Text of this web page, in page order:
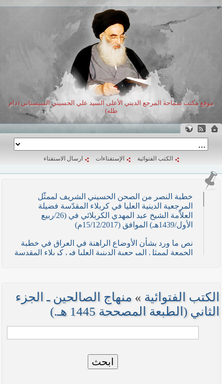
موقع مكتب سماحة المرجع الديني الأعلى السيد علي الحسيني السيستاني (دام
ظله)
الكتب الفتوائية الإستفتاءات ارسال الاستفتاء
خطبة النصر من الصحن الحسيني الشريف لممثّل
المرجعية الدينية العليا في كربلاء المقدّسة فضيلة
العلاّمة الشيخ عبد المهدي الكربلائي في (26/ربيع
الأول/1439هـ) الموافق (15/12/2017م)
نص ما ورد بشأن الأوضاع الراهنة في العراق في خطبة
الجمعة لممثل المرجعية الدينية العليا في كربلاء المقدسة
نص ما ورد بشأن الأوضاع الراهنة في العراق في خطبة
الجمعة لممثل المرجعية الدينية العليا في كربلاء المقدسة
فضيلة العلاّمة الشيخ عبد المهدي الكربلائي في (12/
نصّ ما ورد بشأن الوضع الراهن في العراق في خطبة
الجمعة التي ألقاها فضيلة العلاّمة السيد أحمد الصافي
الكتب الفتوائية » منهاج الصالحين ـ الجزء
الثاني (الطبعة المصححة 1445 هـ.)
ابحث